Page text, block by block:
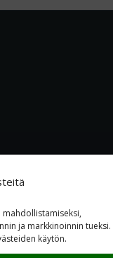
ja markkinoinnin tueksi.
käytön.